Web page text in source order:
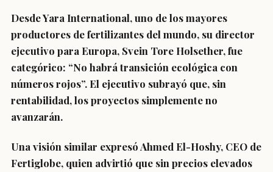
Desde Yara International, uno de los mayores
productores de fertilizantes del mundo, su director
ejecutivo para Europa, Svein Tore Holsether, fue
categórico: “No habrá transición ecológica con
números rojos”. El ejecutivo subrayó que, sin
rentabilidad, los proyectos simplemente no
avanzarán.
Una visión similar expresó Ahmed El-Hoshy, CEO de
Fertiglobe, quien advirtió que sin precios elevados